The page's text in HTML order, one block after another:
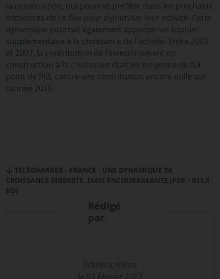
la construction, qui pourrait profiter dans les prochains
trimestres de ce flux pour dynamiser leur activité. Cette
dynamique pourrait également apporter un soutien
supplémentaire à la croissance de l’activité. Entre 2003
et 2007, la contribution de l’investissement en
construction à la croissance était en moyenne de 0,4
point de PIB, contre une contribution encore nulle sur
l’année 2016.
TÉLÉCHARGER - FRANCE : UNE DYNAMIQUE DE
CROISSANCE MODESTE, MAIS ENCOURAGEANTE (PDF - 511.5
KO)
Rédigé
par
Frédéric Kleiss
le 01 Février 2017